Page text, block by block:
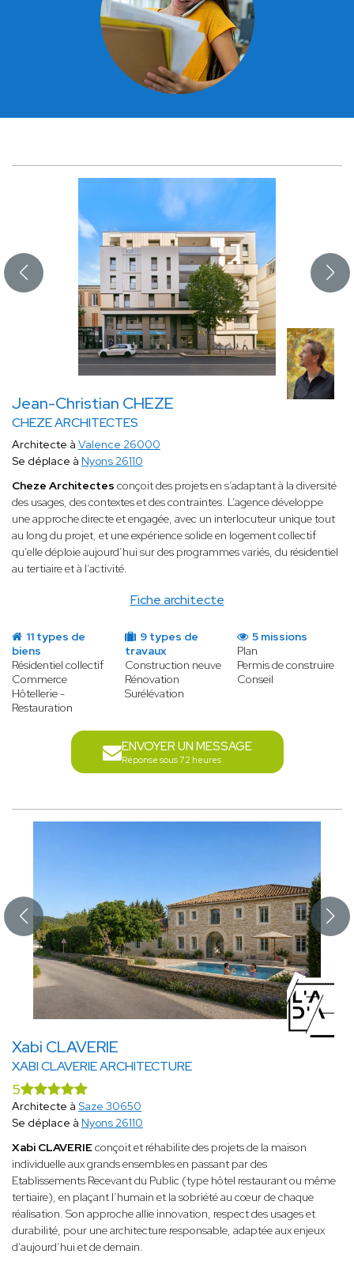
Jean-Christian CHEZE
CHEZE ARCHITECTES
Fiche architecte
Architecte à Valence 26000
Se déplace à Nyons 26110
Cheze Architectes conçoit des projets en s’adaptant à la diversité
des usages, des contextes et des contraintes. L’agence développe
une approche directe et engagée, avec un interlocuteur unique tout
au long du projet, et une expérience solide en logement collectif
qu’elle déploie aujourd’hui sur des programmes variés, du résidentiel
au tertiaire et à l’activité.
11 types de
biens
Résidentiel collectif
Commerce
Hôtellerie -
Restauration
9 types de
travaux
Construction neuve
Rénovation
Surélévation
5 missions
Plan
Permis de construire
Conseil
ENVOYER UN MESSAGE
Réponse sous 72 heures
Xabi CLAVERIE
XABI CLAVERIE ARCHITECTURE
5
Architecte à Saze 30650
Se déplace à Nyons 26110
Xabi CLAVERIEconçoit et réhabilite des projets de la maison
individuelle aux grands ensembles en passant par des
Etablissements Recevant du Public (type hôtel restaurant ou même
tertiaire), en plaçant l’humain et la sobriété au cœur de chaque
réalisation. Son approche allie innovation, respect des usages et
durabilité, pour une architecture responsable, adaptée aux enjeux
d’aujourd’hui et de demain.